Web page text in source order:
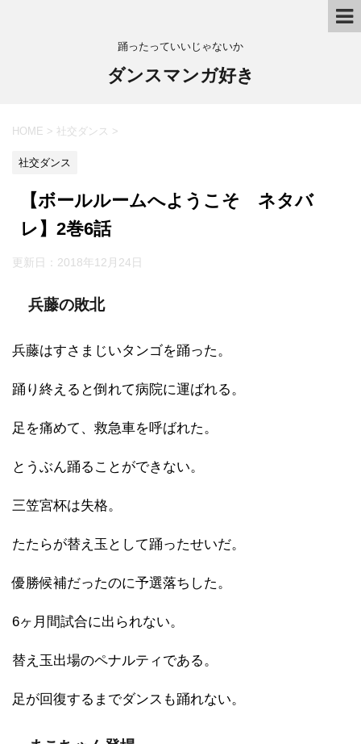
踊ったっていいじゃないか
ダンスマンガ好き
HOME > 社交ダンス >
社交ダンス
【ボールルームへようこそ ネタバ
レ】2巻6話
更新日： 2018年12月24日
兵藤の敗北
兵藤はすさまじいタンゴを踊った。
踊り終えると倒れて病院に運ばれる。
足を痛めて、救急車を呼ばれた。
とうぶん踊ることができない。
三笠宮杯は失格。
たたらが替え玉として踊ったせいだ。
優勝候補だったのに予選落ちした。
6ヶ月間試合に出られない。
替え玉出場のペナルティである。
足が回復するまでダンスも踊れない。